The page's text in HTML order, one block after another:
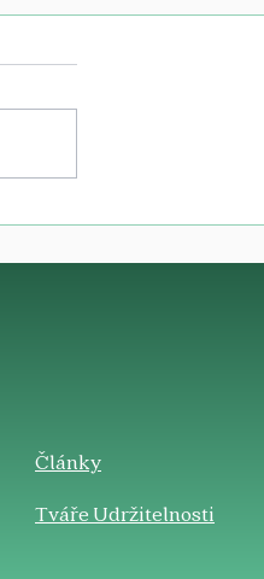
​Články
Tváře Udržitelnosti